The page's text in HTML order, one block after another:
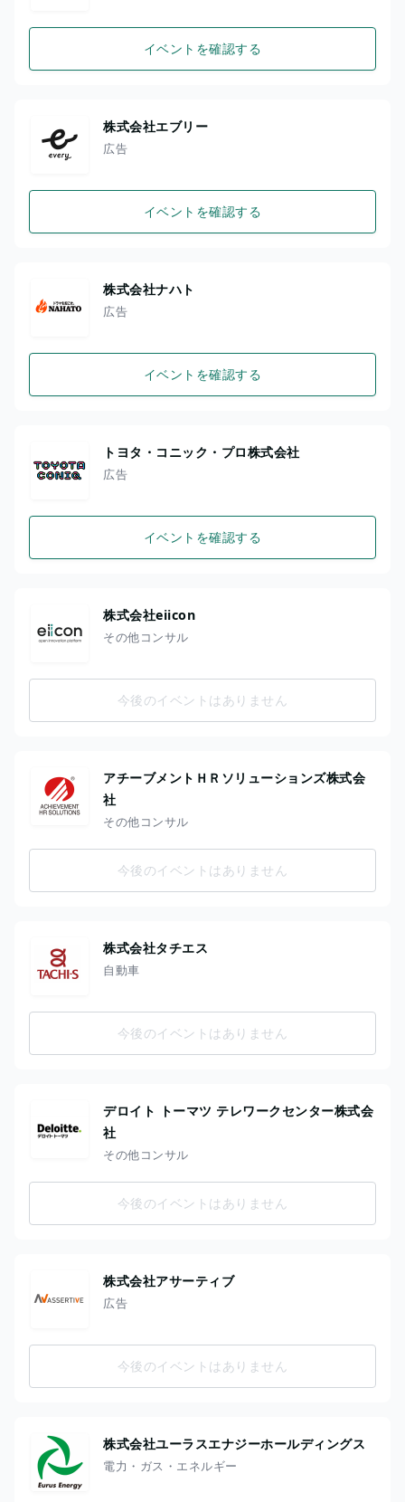
イベントを確認する
株式会社エブリー
広告
イベントを確認する
株式会社ナハト
広告
イベントを確認する
トヨタ・コニック・プロ株式会社
広告
イベントを確認する
株式会社eiicon
その他コンサル
今後のイベントはありません
アチーブメントＨＲソリューションズ株式会
社
その他コンサル
今後のイベントはありません
株式会社タチエス
自動車
今後のイベントはありません
デロイト トーマツ テレワークセンター株式会
社
その他コンサル
今後のイベントはありません
株式会社アサーティブ
広告
今後のイベントはありません
株式会社ユーラスエナジーホールディングス
電力・ガス・エネルギー